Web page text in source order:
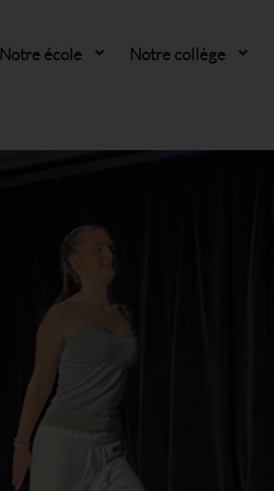
Notre école Notre collège